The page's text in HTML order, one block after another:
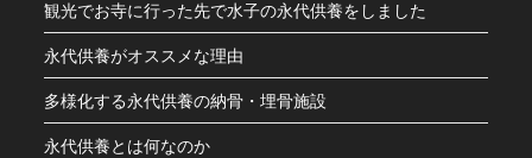
観光でお寺に行った先で水子の永代供養をしました
永代供養がオススメな理由
多様化する永代供養の納骨・埋骨施設
永代供養とは何なのか